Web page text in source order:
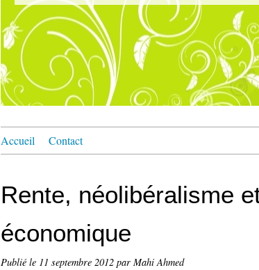
Accueil Contact
Rente, néolibéralisme
économique
Publié le 11 septembre 2012 par Mahi Ahmed